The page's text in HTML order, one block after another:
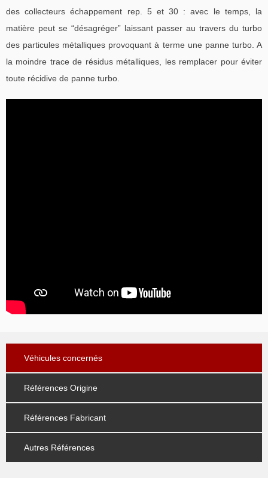
des collecteurs échappement rep. 5 et 30 : avec le temps, la
matière peut se “désagréger” laissant passer au travers du turbo
des particules métalliques provoquant à terme une panne turbo. A
la moindre trace de résidus métalliques, les remplacer pour éviter
toute récidive de panne turbo.
Véhicules concernés
Références Origine
Références Fabricant
Autres Références